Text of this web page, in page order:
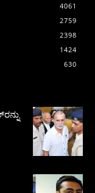
4061
2759
2398
1424
630